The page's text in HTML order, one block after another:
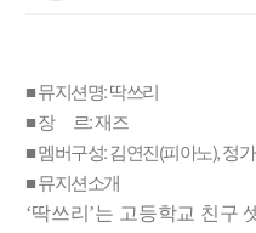
■ 뮤지션명: 딱쓰리
■ 장 르: 재즈
■ 멤버구성: 김연진(피아노), 정
■ 뮤지션소개
‘딱쓰리 ’는 고등학교 친구